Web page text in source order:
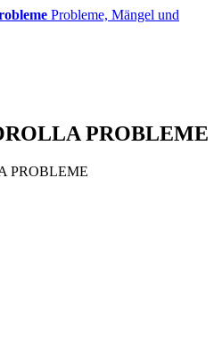
Probleme, Mängel und
PROBLEME